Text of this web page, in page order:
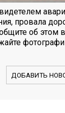
провала
об этом
ДОБАВИТЬ